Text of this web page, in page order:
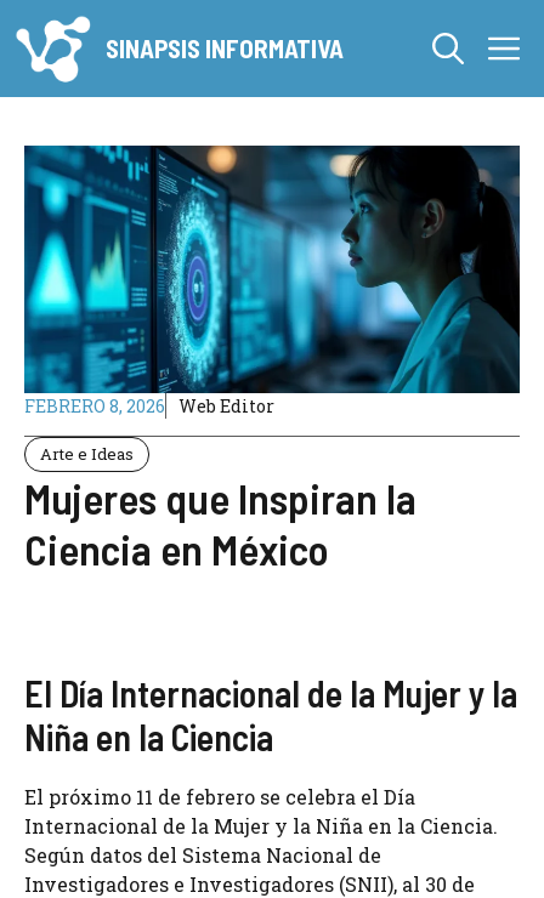
al
contenido
SINAPSIS INFORMATIVA
FEBRERO 8, 2026 Web Editor
Arte e Ideas
Mujeres que Inspiran la
Ciencia en México
El Día Internacional de la Mujer y la
Niña en la Ciencia
El próximo 11 de febrero se celebra el Día
Internacional de la Mujer y la Niña en la Ciencia.
Según datos del Sistema Nacional de
Investigadores e Investigadores (SNII), al 30 de